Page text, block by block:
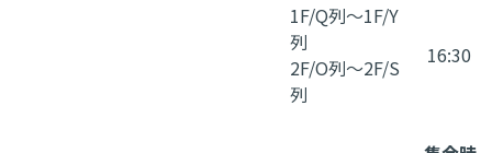
1F/Q列～1F/Y
列
2F/O列～2F/S
列
16:30